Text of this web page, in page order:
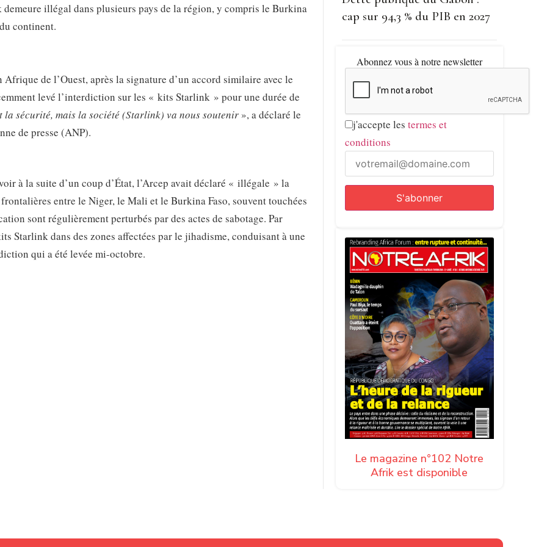
illégal dans plusieurs pays de la région, y compris le Burkina
continent.
de l’Ouest, après la signature d’un accord similaire avec le
levé l’interdiction sur les « kits Starlink » pour une durée de
la sécurité, mais la société (Starlink) va nous soutenir », a déclaré le
de presse (ANP).
à la suite d’un coup d’État, l’Arcep avait déclaré « illégale » la
entre le Niger, le Mali et le Burkina Faso, souvent touchées
sont régulièrement perturbés par des actes de sabotage. Par
Starlink dans des zones affectées par le jihadisme, conduisant à une
qui a été levée mi-octobre.
cap sur 94,3 % du PIB en 2027
Abonnez vous à notre newsletter
j'accepte les termes et
conditions
Le magazine n°102 Notre
Afrik est disponible